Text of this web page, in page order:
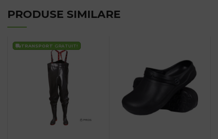
PRODUSE SIMILARE
TRANSPORT GRATUIT!